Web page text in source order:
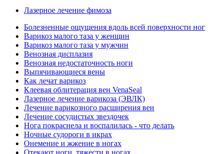
Лазерное лечение фимоза
Болезненные ощущения вдоль всей поверхности ног
Варикоз малого таза у женщин
Варикоз малого таза у мужчин
Венозная дисплазия
Венозная недостаточность ноги
Выпячивающиеся вены
Как лечат варикоз
Клеевая облитерация вен VenaSeal
Лазерное лечение варикоза (ЭВЛК)
Лечение варикозного расширения вен
Лечение сосудистых звездочек
Нога покраснела и воспалилась - что делать
Ночные судороги в икрах
Онемение и жжение в ногах
Отекают ноги, тяжести в ногах